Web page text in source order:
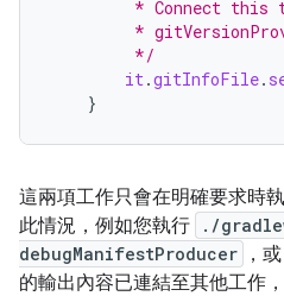
* Connect this
*
         */
it.gitInfoFile.
}
這兩項工作只會在明確要求時
此情況，例如您執行
./
debugManifestProducer
，或
的輸出內容已連結至其他工作